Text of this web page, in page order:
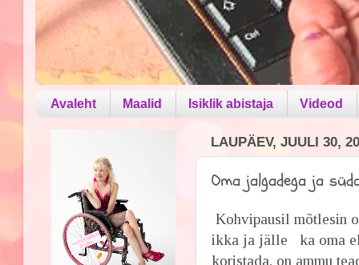
Avaleht Maalid Isiklik abistaja Videod
LAUPÄEV, JUULI 30,
Oma jalgadega ja
Kohvipausil mõtlesin
ikka ja jälle ka oma
koristada, on ammu